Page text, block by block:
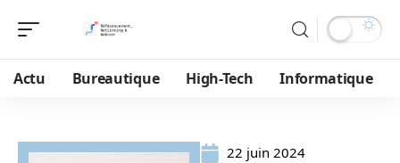
Actu Bureautique High-Tech Informatique
22 juin 2024